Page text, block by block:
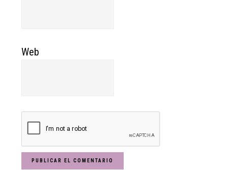
Web